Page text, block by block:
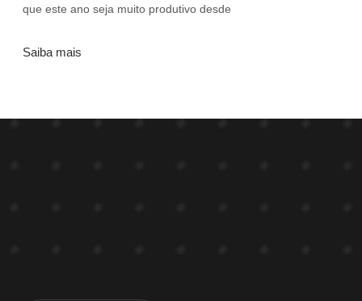
que este ano seja muito produtivo desde
Saiba mais